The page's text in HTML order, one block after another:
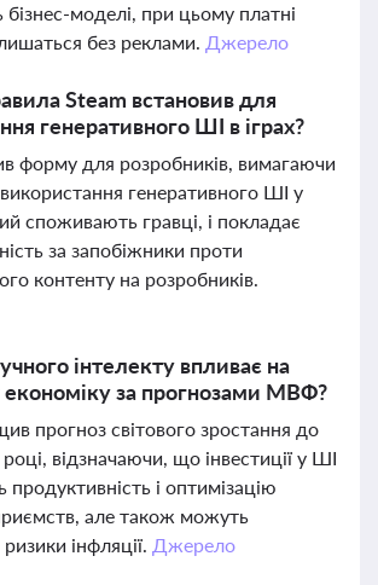
бізнес-моделі, при цьому платні
без реклами. Джерело
Steam встановив для
генеративного ШІ в іграх?
форму для розробників, вимагаючи
генеративного ШІ у
споживають гравці, і покладає
за запобіжники проти
контенту на розробників.
інтелекту впливає на
економіку за прогнозами МВФ?
прогноз світового зростання до
відзначаючи, що інвестиції у ШІ
і оптимізацію
але також можуть
інфляції. Джерело